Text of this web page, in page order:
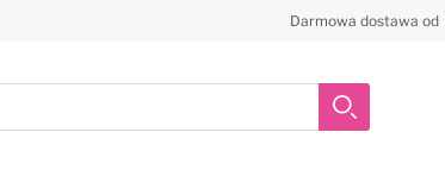
Darmowa dostawa od
Szukaj